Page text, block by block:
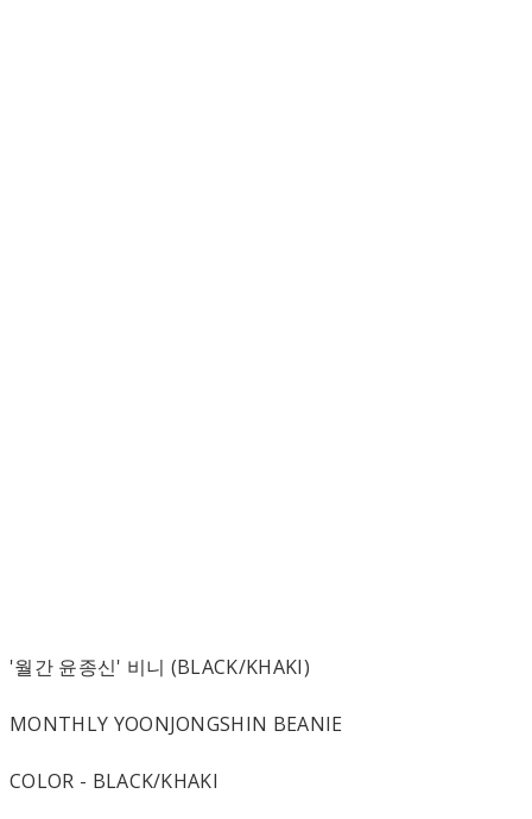
'월간 윤종신' 비니 (BLACK/KHAKI)
MONTHLY YOONJONGSHIN BEANIE
COLOR - BLACK/KHAKI